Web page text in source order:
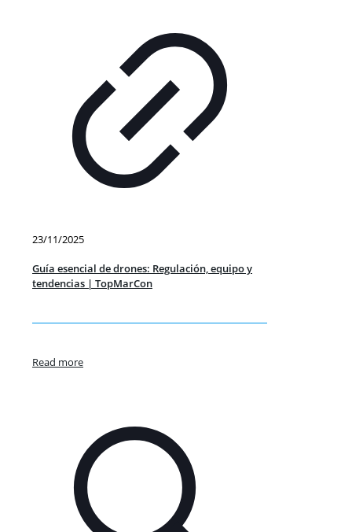
23/11/2025
Guía esencial de drones: Regulación, equipo y
tendencias | TopMarCon
Read more